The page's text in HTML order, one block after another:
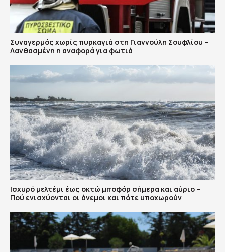
Συναγερμός χωρίς πυρκαγιά στη Γιαννούλη Σουφλίου –
Λανθασμένη η αναφορά για φωτιά
Ισχυρό μελτέμι έως οκτώ μποφόρ σήμερα και αύριο –
Πού ενισχύονται οι άνεμοι και πότε υποχωρούν